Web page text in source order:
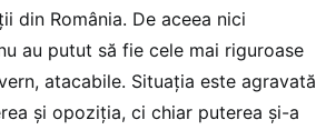
din România. De aceea nici
au putut să fie cele mai riguroase
atacabile. Situația este agravată
și opoziția, ci chiar puterea și-a